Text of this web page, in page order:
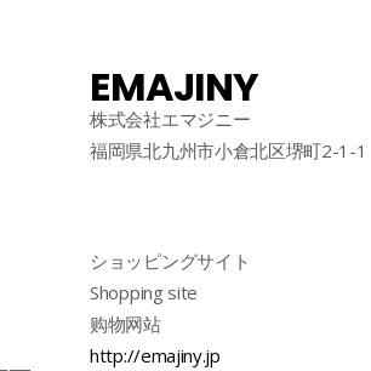
EMAJINY
株式会社エマジニー
福岡県北九州市小倉北区堺町2-1-1
ショッピングサイト
Shopping site
购物网站
http://emajiny.jp